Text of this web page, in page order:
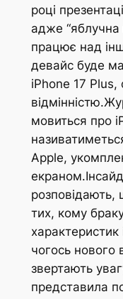
році
адже “яблучна
працює над
девайс буде
iPhone 17 Plus,
мовиться про
Apple,
тих, кому
чогось нового
звертають
представила